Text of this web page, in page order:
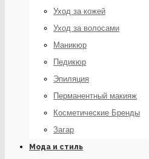
Уход за кожей
Уход за волосами
Маникюр
Педикюр
Эпиляция
Перманентный макияж
Косметические Бренды
Загар
Мода и стиль